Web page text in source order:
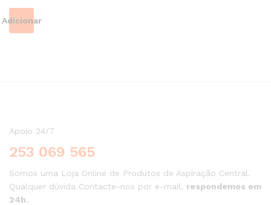
Adicionar
Apoio 24/7
253 069 565
Somos uma Loja Online de Produtos de Aspiração Central.
Qualquer dúvida Contacte-nos por e-mail, respondemos em
24h.